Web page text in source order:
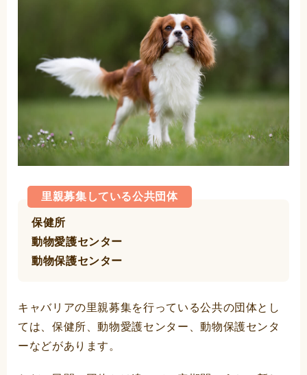
里親募集している公共団体
保健所
動物愛護センター
動物保護センター
キャバリアの里親募集を行っている公共の団体とし
ては、保健所、動物愛護センター、動物保護センタ
ーなどがあります。